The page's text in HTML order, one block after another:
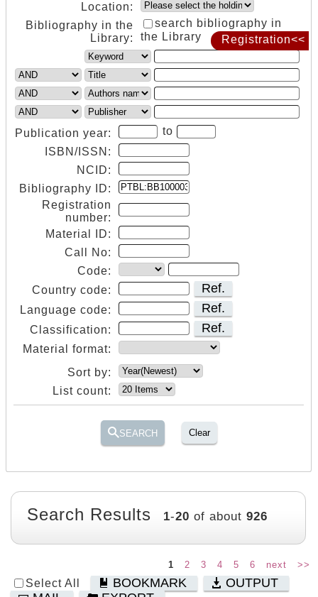
Registration<<
Location:
Bibliography in the
Library:
search bibliography in
the Library
Publication year:
to
ISBN/ISSN:
NCID:
Bibliography ID:
Registration
number:
Material ID:
Call No:
Code:
Country code:
Ref.
Language code: Ref.
Classification: Ref.
Material format:
Sort by:
List count:
SEARCH Clear
Search Results 1-20 of about 926
1 2 3 4 5 6 next >>
Select All BOOKMARK
OUTPUT